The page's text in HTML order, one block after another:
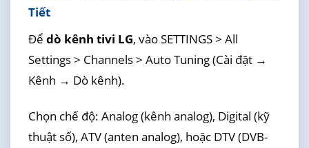
Tiết
Để dò kênh tivi LG, vào SETTINGS > All
Settings > Channels > Auto Tuning (Cài đặt →
Kênh → Dò kênh).
Chọn chế độ: Analog (kênh analog), Digital (kỹ
thuật số), ATV (anten analog), hoặc DTV (DVB-